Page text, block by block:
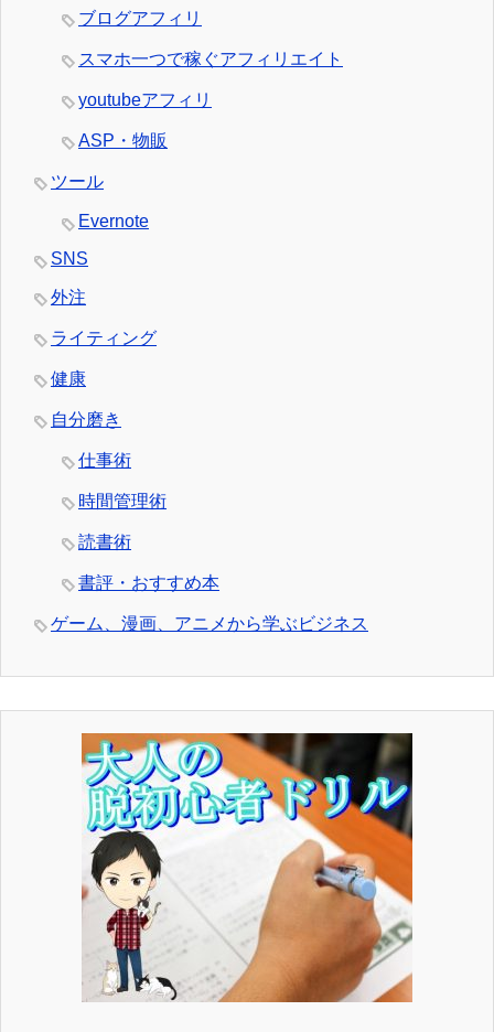
ブログアフィリ
スマホ一つで稼ぐアフィリエイト
youtubeアフィリ
ASP・物販
ツール
Evernote
SNS
外注
ライティング
健康
自分磨き
仕事術
時間管理術
読書術
書評・おすすめ本
ゲーム、漫画、アニメから学ぶビジネス